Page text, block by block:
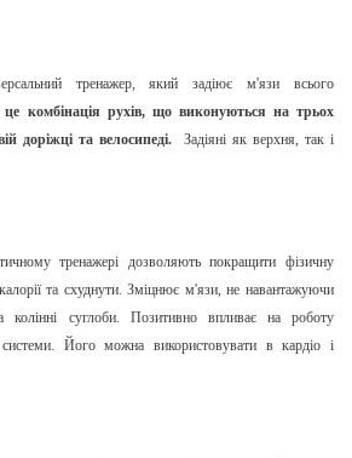
тренажер, який задіює м'язи всього
комбінація рухів, що виконуються на трьох
доріжці та велосипеді.
Задіяні як верхня, так і
тренажері дозволяють покращити фізичну
та схуднути. Зміцнює м'язи, не навантажуючи
колінні суглоби. Позитивно впливає на роботу
системи. Його можна використовувати в кардіо і